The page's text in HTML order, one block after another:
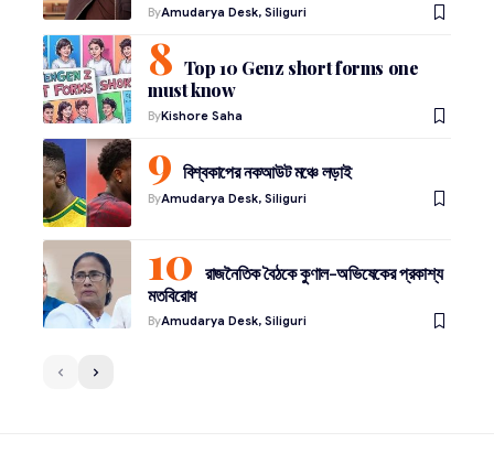
ByAmudarya Desk, Siliguri
Top 10 Genz short forms one
must know
ByKishore Saha
বিশ্বকাপের নকআউট মঞ্চে লড়াই
ByAmudarya Desk, Siliguri
রাজনৈতিক বৈঠকে কুণাল-অভিষেকের প্রকাশ্য
মতবিরোধ
ByAmudarya Desk, Siliguri